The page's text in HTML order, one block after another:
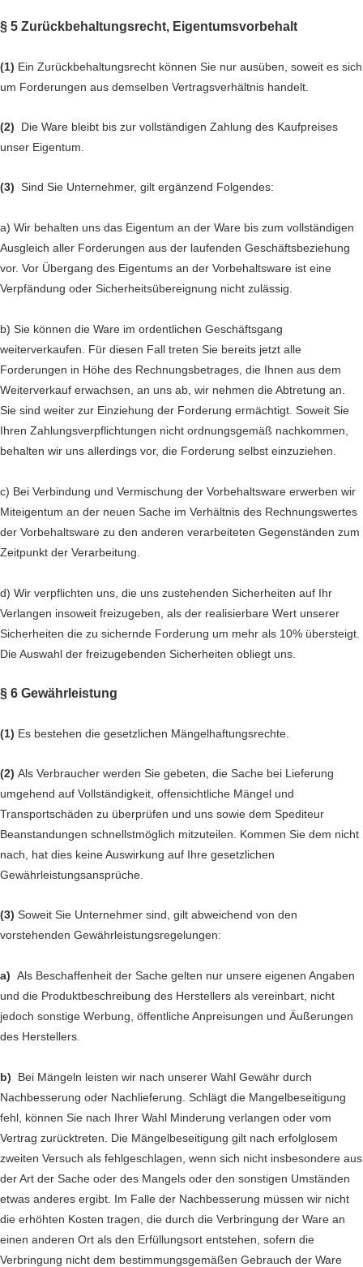
§ 5 Zurückbehaltungsrecht, Eigentumsvorbehalt
(1) Ein Zurückbehaltungsrecht können Sie nur ausüben, soweit es sich
um Forderungen aus demselben Vertragsverhältnis handelt.
(2)
Die Ware bleibt bis zur vollständigen Zahlung des Kaufpreises
unser Eigentum.
(3) Sind Sie Unternehmer, gilt ergänzend Folgendes:
a) Wir behalten uns das Eigentum an der Ware bis zum vollständigen
Ausgleich aller Forderungen aus der laufenden Geschäftsbeziehung
vor. Vor Übergang des Eigentums an der Vorbehaltsware ist eine
Verpfändung oder Sicherheitsübereignung nicht zulässig.
b) Sie können die Ware im ordentlichen Geschäftsgang
weiterverkaufen. Für diesen Fall treten Sie bereits jetzt alle
Forderungen in Höhe des Rechnungsbetrages, die Ihnen aus dem
Weiterverkauf erwachsen, an uns ab, wir nehmen die Abtretung an.
Sie sind weiter zur Einziehung der Forderung ermächtigt. Soweit Sie
Ihren Zahlungsverpflichtungen nicht ordnungsgemäß nachkommen,
behalten wir uns allerdings vor, die Forderung selbst einzuziehen.
c) Bei Verbindung und Vermischung der Vorbehaltsware erwerben wir
Miteigentum an der neuen Sache im Verhältnis des Rechnungswertes
der Vorbehaltsware zu den anderen verarbeiteten Gegenständen zum
Zeitpunkt der Verarbeitung.
d) Wir verpflichten uns, die uns zustehenden Sicherheiten auf Ihr
Verlangen insoweit freizugeben, als der realisierbare Wert unserer
Sicherheiten die zu sichernde Forderung um mehr als 10% übersteigt.
Die Auswahl der freizugebenden Sicherheiten obliegt uns.
§ 6 Gewährleistung
(1) Es bestehen die gesetzlichen Mängelhaftungsrechte.
(2) Als Verbraucher werden Sie gebeten, die Sache bei Lieferung
umgehend auf Vollständigkeit, offensichtliche Mängel und
Transportschäden zu überprüfen und uns sowie dem Spediteur
Beanstandungen schnellstmöglich mitzuteilen. Kommen Sie dem nicht
nach, hat dies keine Auswirkung auf Ihre gesetzlichen
Gewährleistungsansprüche.
(3) Soweit Sie Unternehmer sind, gilt abweichend von den
vorstehenden Gewährleistungsregelungen:
a) Als Beschaffenheit der Sache gelten nur unsere eigenen Angaben
und die Produktbeschreibung des Herstellers als vereinbart, nicht
jedoch sonstige Werbung, öffentliche Anpreisungen und Äußerungen
des Herstellers.
b)
Bei Mängeln leisten wir nach unserer Wahl Gewähr durch
Nachbesserung oder Nachlieferung. Schlägt die Mangelbeseitigung
fehl, können Sie nach Ihrer Wahl Minderung verlangen oder vom
Vertrag zurücktreten. Die Mängelbeseitigung gilt nach erfolglosem
zweiten Versuch als fehlgeschlagen, wenn sich nicht insbesondere aus
der Art der Sache oder des Mangels oder den sonstigen Umständen
etwas anderes ergibt. Im Falle der Nachbesserung müssen wir nicht
die erhöhten Kosten tragen, die durch die Verbringung der Ware an
einen anderen Ort als den Erfüllungsort entstehen, sofern die
Verbringung nicht dem bestimmungsgemäßen Gebrauch der Ware